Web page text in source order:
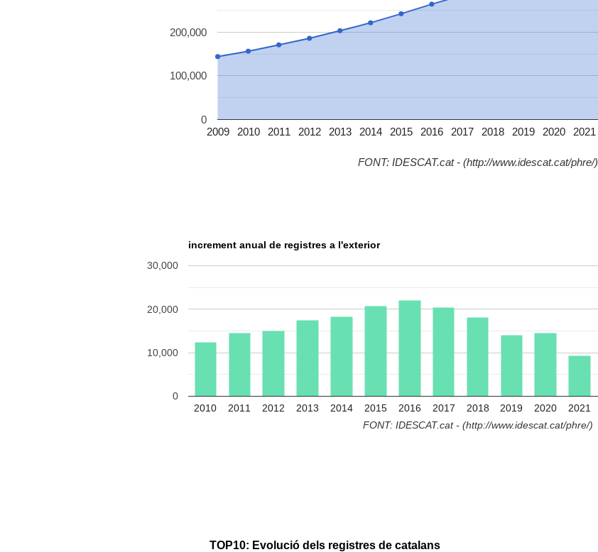
2009 2010 2011 2012 2013 2014 2015 2016 2017 2018 2019 2020 2021
0
100,000
200,000
FONT: IDESCAT.cat - (http://www.idescat.cat/phre/)
increment anual de registres a l'exterior
2010 2011 2012 2013 2014 2015 2016 2017 2018 2019 2020 2021
0
10,000
20,000
30,000
FONT: IDESCAT.cat - (http://www.idescat.cat/phre/)
TOP10: Evolució dels registres de catalans